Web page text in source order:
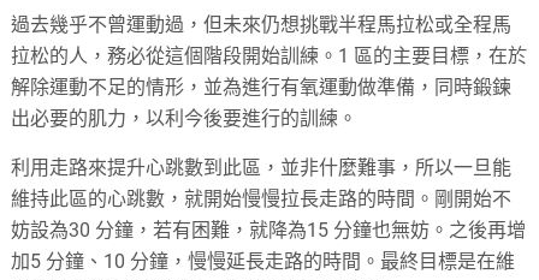
過去幾乎不曾運動過，但未來仍想挑戰半程馬拉松或全程馬
拉松的人，務必從這個階段開始訓練。1 區的主要目標，在於
解除運動不足的情形，並為進行有氧運動做準備，同時鍛鍊
出必要的肌力，以利今後要進行的訓練。
利用走路來提升心跳數到此區，並非什麼難事，所以一旦能
維持此區的心跳數，就開始慢慢拉長走路的時間。剛開始不
妨設為30 分鐘，若有困難，就降為15 分鐘也無妨。之後再增
加5 分鐘、10 分鐘，慢慢延長走路的時間。最終目標是在維